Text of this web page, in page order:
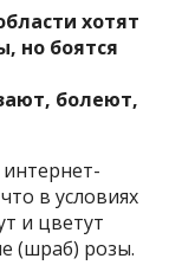
хотят
но боятся
болеют,
в условиях
и цветут
(шраб) розы.